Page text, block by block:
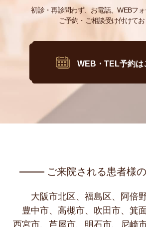
初診・再診問わず、お電話、WEBフ
ご予約・ご相談受け付けて
WEB・TEL予約は
ご来院される患者様
大阪市北区、福島区、阿倍
豊中市、高槻市、吹田市、箕
西宮市、芦屋市、明石市、尼崎